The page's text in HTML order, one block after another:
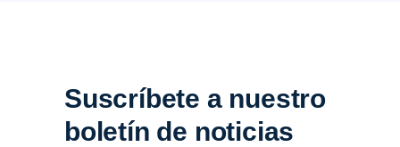
Suscríbete a nuestro
boletín de noticias